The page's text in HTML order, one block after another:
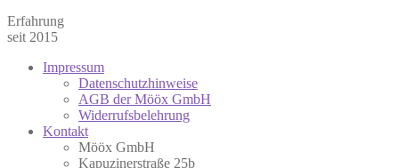
Erfahrung
seit 2015
Impressum
Datenschutzhinweise
AGB der Mööx GmbH
Widerrufsbelehrung
Kontakt
Mööx GmbH
Kapuzinerstraße 25b